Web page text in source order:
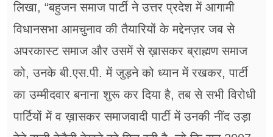
लिखा, “बहुजन समाज पार्टी ने उत्तर प्रदेश में आगामी
विधानसभा आमचुनाव की तैयारियों के मद्देनज़र जब से
अपरकास्ट समाज और उसमें से ख़ासकर ब्राह्मण समाज
को, उनके बी.एस.पी. में जुड़ने को ध्यान में रखकर, पार्टी
का उम्मीदवार बनाना शुरू कर दिया है, तब से सभी विरोधी
पार्टियों में व ख़ासकर समाजवादी पार्टी में उनकी नींद उड़ा